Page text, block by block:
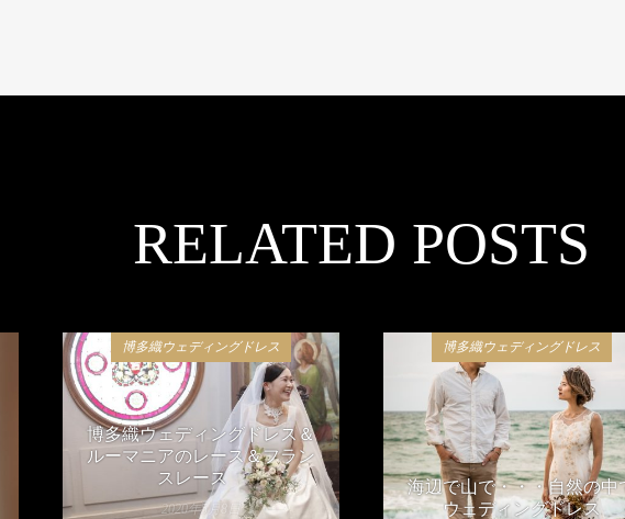
RELATED POSTS
博多織ウェディングドレス
博多織ウェディングドレス＆
ルーマニアのレース＆フラン
スレース
2020年5月8日
博多織ウェディングドレス
海辺で山で・・・自然の中
ウェディングドレス